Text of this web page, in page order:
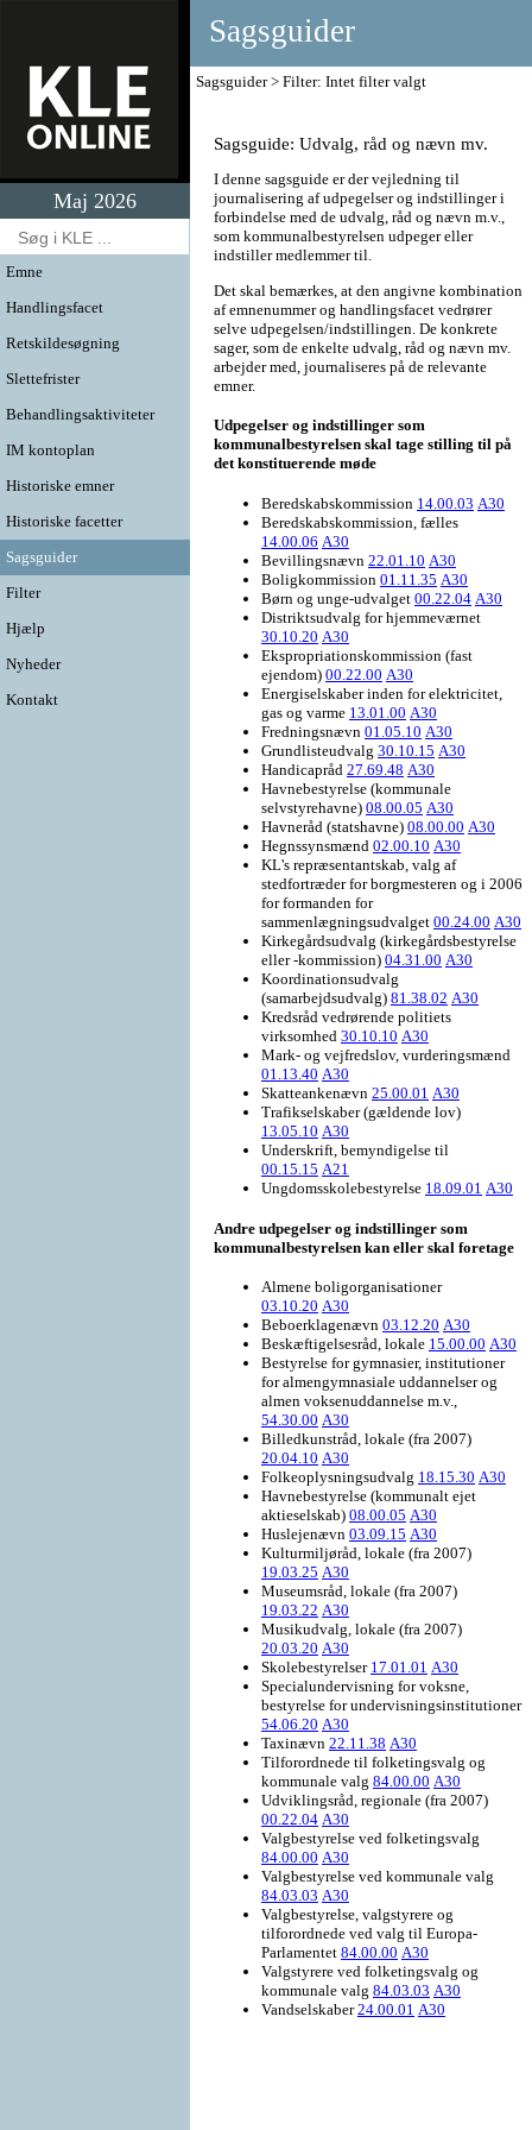
Maj 2026
Emne
Handlingsfacet
Retskildesøgning
Slettefrister
Behandlingsaktiviteter
IM kontoplan
Historiske emner
Historiske facetter
Sagsguider
Filter
Hjælp
Nyheder
Kontakt
Sagsguider
Sagsguider Filter: Intet filter valgt
Sagsguide: Udvalg, råd og nævn mv.
I denne sagsguide er der vejledning til
journalisering af udpegelser og indstillinger i
forbindelse med de udvalg, råd og nævn m.v.,
som kommunalbestyrelsen udpeger eller
indstiller medlemmer til.
Det skal bemærkes, at den angivne kombination
af emnenummer og handlingsfacet vedrører
selve udpegelsen/indstillingen. De konkrete
sager, som de enkelte udvalg, råd og nævn mv.
arbejder med, journaliseres på de relevante
emner.
Udpegelser og indstillinger som
kommunalbestyrelsen skal tage stilling til på
det konstituerende møde
Beredskabskommission 14.00.03 A30
Beredskabskommission, fælles
14.00.06 A30
Bevillingsnævn 22.01.10 A30
Boligkommission 01.11.35 A30
Børn og unge-udvalget 00.22.04 A30
Distriktsudvalg for hjemmeværnet
30.10.20 A30
Ekspropriationskommission (fast
ejendom) 00.22.00 A30
Energiselskaber inden for elektricitet,
gas og varme 13.01.00 A30
Fredningsnævn 01.05.10 A30
Grundlisteudvalg 30.10.15 A30
Handicapråd 27.69.48 A30
Havnebestyrelse (kommunale
selvstyrehavne) 08.00.05 A30
Havneråd (statshavne) 08.00.00 A30
Hegnssynsmænd 02.00.10 A30
KL's repræsentantskab, valg af
stedfortræder for borgmesteren og i 2006
for formanden for
sammenlægningsudvalget 00.24.00 A30
Kirkegårdsudvalg (kirkegårdsbestyrelse
eller -kommission) 04.31.00 A30
Koordinationsudvalg
(samarbejdsudvalg) 81.38.02 A30
Kredsråd vedrørende politiets
virksomhed 30.10.10 A30
Mark- og vejfredslov, vurderingsmænd
01.13.40 A30
Skatteankenævn 25.00.01 A30
Trafikselskaber (gældende lov)
13.05.10 A30
Underskrift, bemyndigelse til
00.15.15 A21
Ungdomsskolebestyrelse 18.09.01 A30
Andre udpegelser og indstillinger som
kommunalbestyrelsen kan eller skal foretage
Almene boligorganisationer
03.10.20 A30
Beboerklagenævn 03.12.20 A30
Beskæftigelsesråd, lokale 15.00.00 A30
Bestyrelse for gymnasier, institutioner
for almengymnasiale uddannelser og
almen voksenuddannelse m.v.,
54.30.00 A30
Billedkunstråd, lokale (fra 2007)
20.04.10 A30
Folkeoplysningsudvalg 18.15.30 A30
Havnebestyrelse (kommunalt ejet
aktieselskab) 08.00.05 A30
Huslejenævn 03.09.15 A30
Kulturmiljøråd, lokale (fra 2007)
19.03.25 A30
Museumsråd, lokale (fra 2007)
19.03.22 A30
Musikudvalg, lokale (fra 2007)
20.03.20 A30
Skolebestyrelser 17.01.01 A30
Specialundervisning for voksne,
bestyrelse for undervisningsinstitutioner
54.06.20 A30
Taxinævn 22.11.38 A30
Tilforordnede til folketingsvalg og
kommunale valg 84.00.00 A30
Udviklingsråd, regionale (fra 2007)
00.22.04 A30
Valgbestyrelse ved folketingsvalg
84.00.00 A30
Valgbestyrelse ved kommunale valg
84.03.03 A30
Valgbestyrelse, valgstyrere og
tilforordnede ved valg til Europa-
Parlamentet 84.00.00 A30
Valgstyrere ved folketingsvalg og
kommunale valg 84.03.03 A30
Vandselskaber24.00.01 A30